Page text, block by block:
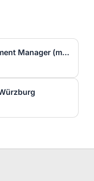
Sales & Business Development Manager (m/w/d) in Würzburg